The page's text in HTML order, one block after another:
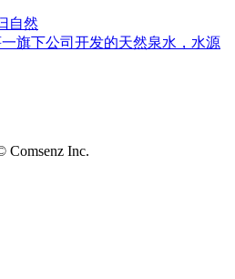
自然
旗下公司开发的天然泉水，水源
Comsenz Inc.